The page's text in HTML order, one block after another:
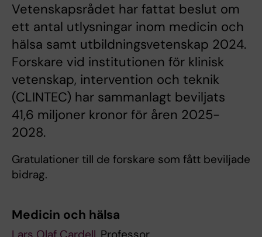
Vetenskapsrådet har fattat beslut om
ett antal utlysningar inom medicin och
hälsa samt utbildningsvetenskap 2024.
Forskare vid institutionen för klinisk
vetenskap, intervention och teknik
(CLINTEC) har sammanlagt beviljats
41,6 miljoner kronor för åren 2025-
2028.
Gratulationer till de forskare som fått beviljade
bidrag.
Medicin och hälsa